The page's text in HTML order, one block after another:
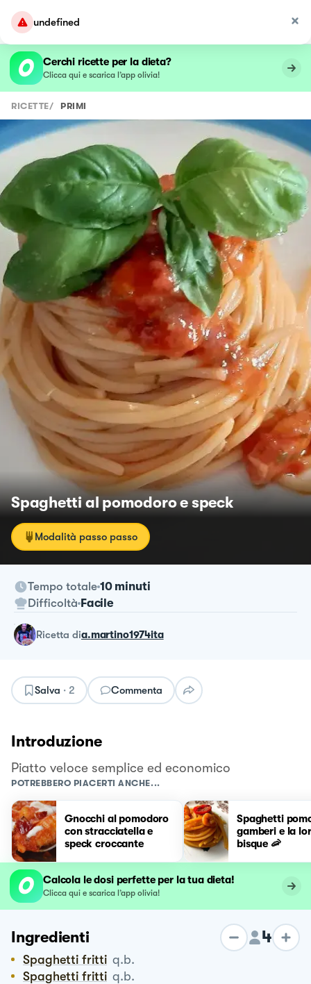
undefined
Cerchi ricette per la dieta?
Clicca qui e scarica l’app olivia!
RICETTE/ PRIMI
Spaghetti al pomodoro e speck
Modalità passo passo
Tempo totale 10 minuti
Difficoltà Facile
ricetta dia.martino1974ita
Salva · 2 Commenta
Introduzione
Piatto veloce semplice ed economico
POTREBBERO PIACERTI ANCHE...
Gnocchi al pomodoro
con stracciatella e
speck croccante
Spaghetti
gamberi e la
bisque 🦐
Calcola le dosi perfette per la tua dieta!
Clicca qui e scarica l’app olivia!
Ingredienti 4
Spaghetti fritti q.b.
Spaghetti fritti q.b.